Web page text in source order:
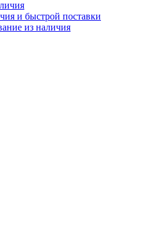
и быстрой поставки